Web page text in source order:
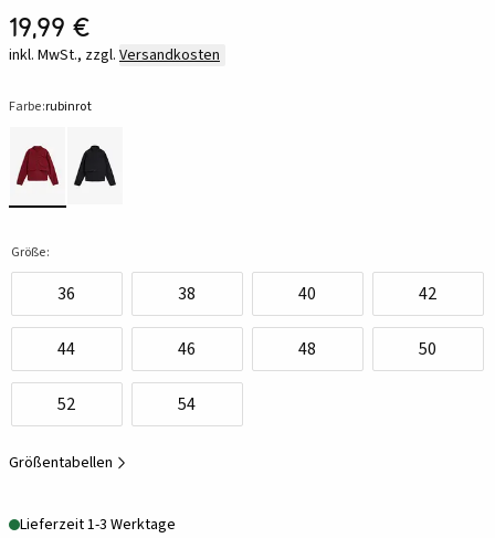
19,99 €
inkl. MwSt., zzgl. Versandkosten
Farbe:rubinrot
Größe:
36 38 40 42
44 46 48 50
52 54
Größentabellen
Lieferzeit 1-3 Werktage